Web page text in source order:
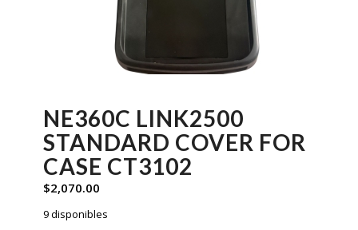
NE360C LINK2500
STANDARD COVER FOR
CASE CT3102
$2,070.00
9 disponibles